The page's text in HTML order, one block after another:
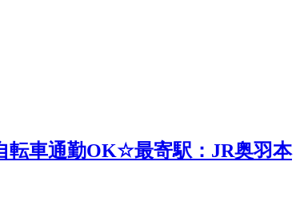
転車通勤OK☆最寄駅：JR奥羽本